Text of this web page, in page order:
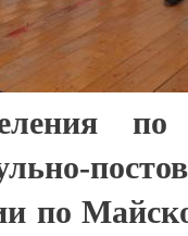
по